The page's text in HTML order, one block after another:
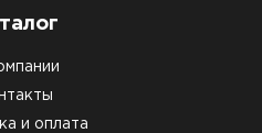
и оплата